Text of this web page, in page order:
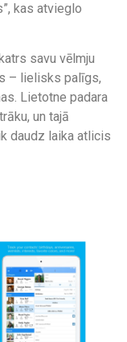
kas atvieglo
savu vēlmju
– lielisks palīgs,
Lietotne padara
un tajā
daudz laika atlicis